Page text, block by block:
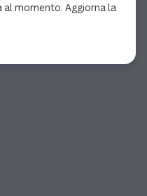
al momento. Aggiorna la